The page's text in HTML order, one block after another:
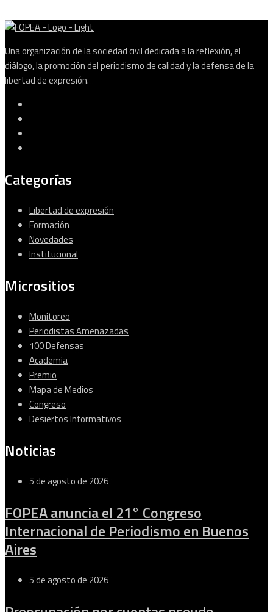
Una organización de la sociedad civil dedicada a la reflexión, el
diálogo, la promoción del periodismo de calidad y la defensa de la
libertad de expresión.
Categorías
Libertad de expresión
Formación
Novedades
Institucional
Micrositios
Monitoreo
Periodistas Amenazadas
100 Defensas
Academia
Premio
Mapa de Medios
Congreso
Desiertos Informativos
Noticias
5 de agosto de 2026
FOPEA anuncia el 21° Congreso
Internacional de Periodismo en Buenos
Aires
5 de agosto de 2026